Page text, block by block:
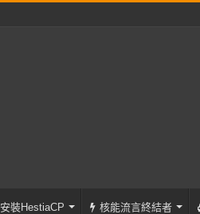
安裝HestiaCP 核能流言終結者